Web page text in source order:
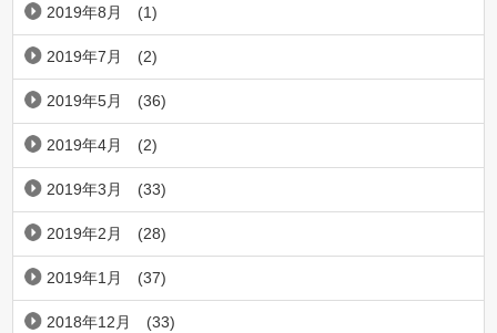
2019年8月 (1)
2019年7月 (2)
2019年5月 (36)
2019年4月 (2)
2019年3月 (33)
2019年2月 (28)
2019年1月 (37)
2018年12月 (33)